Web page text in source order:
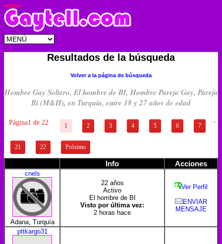
Resultados de la búsqueda
Volver a la página de búsqueda
Hombre Gay Soltero, El hombre de BI, Hombre Pareja Gay, Pareja
Bi (M&H), en Turquía, entre 18 y 27 años de edad
Página1 de 22 1 2 3 4 5 6 7
...
21 22 Próximo
Info Acciones
cnels
Adana, Turquía
22 años
Activo
El hombre de BI
Visto por última vez:
2 horas hace
Ver Perfil
ENVIAR
MENSAJE
pttkargo31